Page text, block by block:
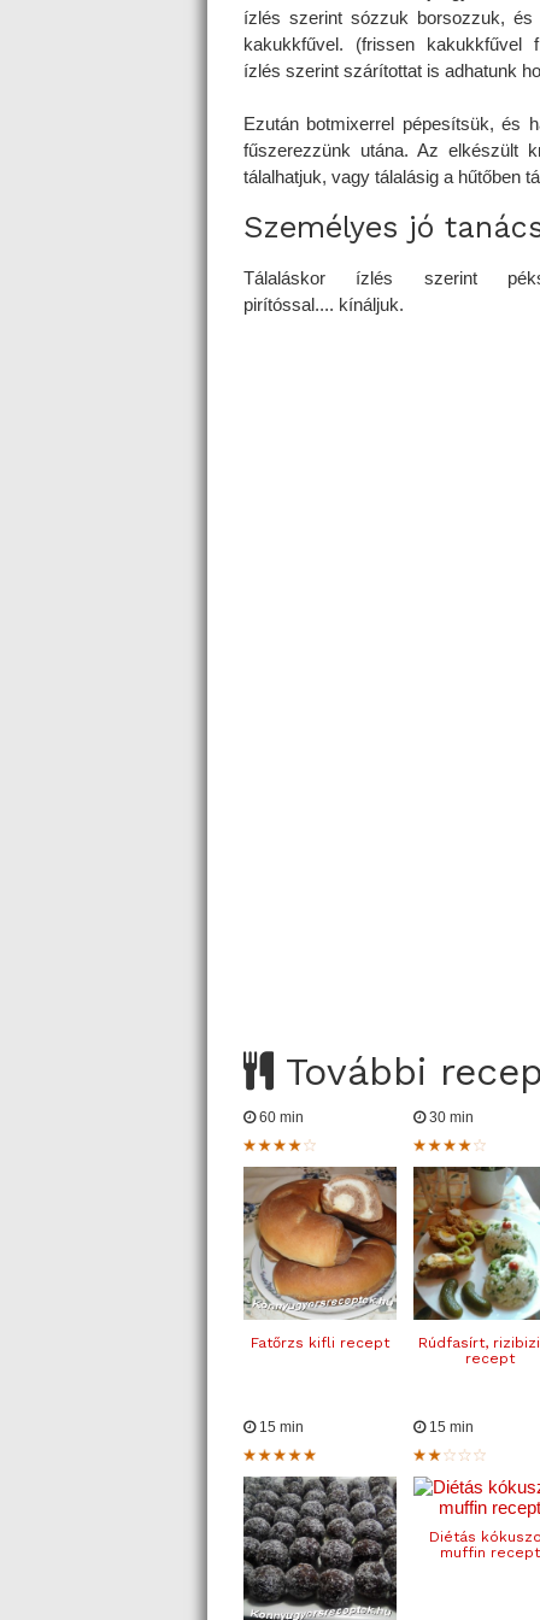
ízlés szerint sózzuk borsozzuk, és
kakukkfűvel. (frissen kakukkfűvel
ízlés szerint szárítottat is adhatunk
Ezután botmixerrel pépesítsük, és
fűszerezzünk utána. Az elkészült
tálalhatjuk, vagy tálalásig a hűtőben
Személyes jó
Tálaláskor ízlés szerint
pirítóssal.... kínáljuk.
További
60 min
Fatőrzs kifli recept
30 min
Rúdfasírt,
recept
15 min 15 min
Diétás
muffin recept